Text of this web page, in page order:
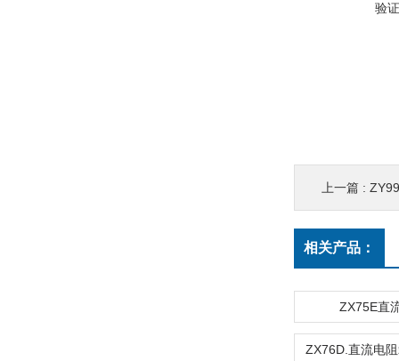
验
上一篇 :
相关产品：
ZX75E直